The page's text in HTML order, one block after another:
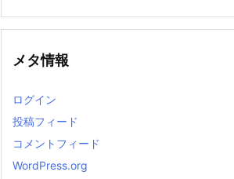
メタ情報
ログイン
投稿フィード
コメントフィード
WordPress.org